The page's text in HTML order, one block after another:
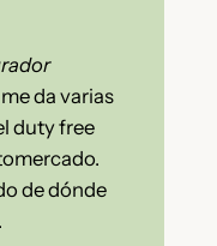
da varias
duty free
de dónde